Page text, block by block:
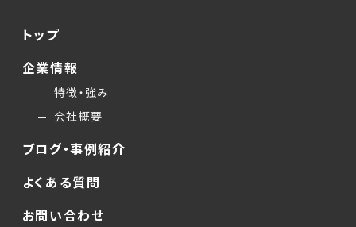
トップ
企業情報
特徴・強み
会社概要
ブログ・事例紹介
よくある質問
お問い合わせ